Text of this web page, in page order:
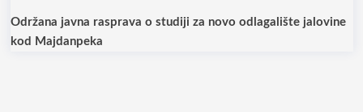
Održana javna rasprava o studiji za novo odlagalište jalovine
kod Majdanpeka